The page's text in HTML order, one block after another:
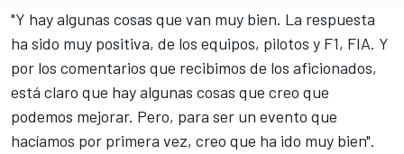
"Y hay algunas cosas que van muy bien. La respuesta
ha sido muy positiva, de los equipos, pilotos y F1, FIA. Y
por los comentarios que recibimos de los aficionados,
está claro que hay algunas cosas que creo que
podemos mejorar. Pero, para ser un evento que
hacíamos por primera vez, creo que ha ido muy bien".